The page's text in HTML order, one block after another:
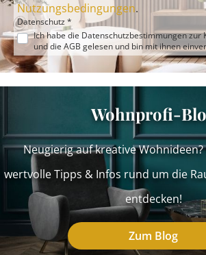
Nutzungsbedingungen.
Datenschutz *
Ich habe die Datenschutzbestimmungenzur
und die AGB gelesen und bin mit ihnen
Wohnprofi-
Neugierig auf kreative
wertvolle Tipps & Infos rund um die
entdecken!
Zum Blog